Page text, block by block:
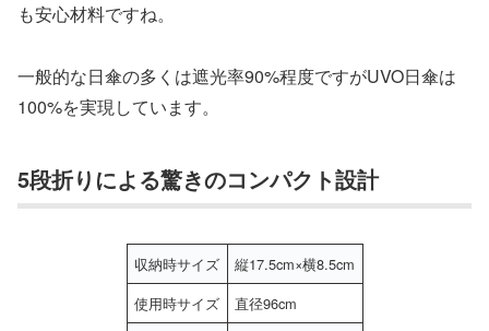
も安心材料ですね。
一般的な日傘の多くは遮光率90%程度ですがUVO日傘は
100%を実現しています。
5段折りによる驚きのコンパクト設計
収納時サイズ
縦17.5cm×横8.5cm
使用時サイズ
直径96cm